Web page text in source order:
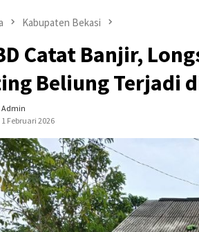
Kabupaten Bekasi
Catat Banjir,
Beliung Terjadi
Admin
1 Februari 2026